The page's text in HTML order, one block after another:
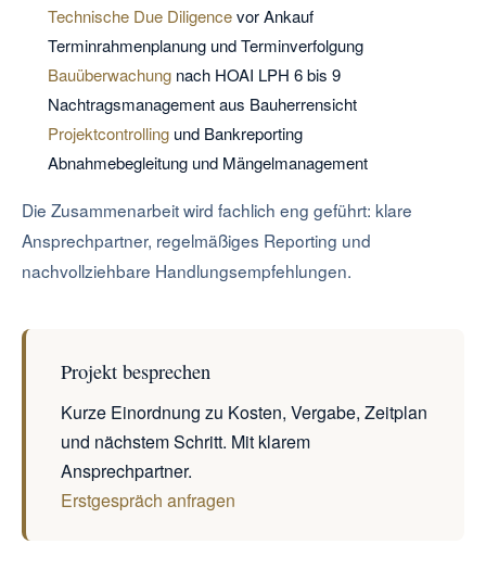
Technische Due Diligencevor Ankauf
Terminrahmenplanung und Terminverfolgung
Bauüberwachung nach HOAI LPH 6 bis 9
Nachtragsmanagement aus Bauherrensicht
Projektcontrolling und Bankreporting
Abnahmebegleitung und Mängelmanagement
Die Zusammenarbeit wird fachlich eng geführt: klare
Ansprechpartner, regelmäßiges Reporting und
nachvollziehbare Handlungsempfehlungen.
Projekt besprechen
Kurze Einordnung zu Kosten, Vergabe, Zeitplan
und nächstem Schritt. Mit klarem
Ansprechpartner.
Erstgespräch anfragen